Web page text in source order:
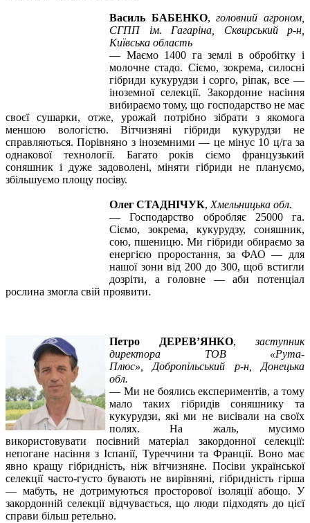
Василь БАБЕНКО,головний агроном,
СГПП ім. Гагаріна, Сквирський р-н,
Київська область
— Маємо 1400 га землі в обробітку і
молочне стадо. Сіємо, зокрема, силосні
гібриди кукурудзи і сорго, ріпак, все —
іноземної селекції. Закордонне насіння
вибираємо тому, що господарство не має
своєї сушарки, отже, урожай потрібно зібрати з якомога
меншою вологістю. Вітчизняні гібриди кукурудзи не
справляються. Порівняно з іноземними — це мінус 10 ц/га за
однакової технології. Багато років сіємо французький
соняшник і дуже задоволені, міняти гібриди не плануємо,
збільшуємо площу посіву.
Олег СТАДНІЧУК, Хмельницька обл.
—
Господарство обробляє 25000 га.
Сіємо, зокрема, кукурудзу, соняшник,
сою, пшеницю. Ми гібриди обираємо за
енергією проростання, за ФАО — для
нашої зони від 200 до 300, щоб встигли
дозріти, а головне — аби потенціал
рослина змогла свій проявити.
Петро ДЕРЕВ’ЯНКО,заступник
директора ТОВ «Рута-
Плюс», Добропільський р-н, Донецька
обл.
— Ми не боялись експериментів, а тому
мало таких гібридів соняшнику та
кукурудзи, які ми не висівали на своїх
полях. На жаль, мусимо
використовувати посівний матеріал закордонної селекції:
непогане насіння з Іспанії, Туреччини та Франції. Воно має
явно кращу гібридність, ніж вітчизняне. Посіви української
селекції часто-густо бувають не вирівняні, гібридність гірша
— мабуть, не дотримуються просторової ізоляції абощо. У
закордонній селекції відчувається, що люди підходять до цієї
справи більш ретельно.